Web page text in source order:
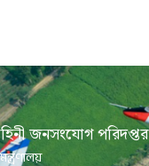
জনসংযোগ পরিদপ্তর